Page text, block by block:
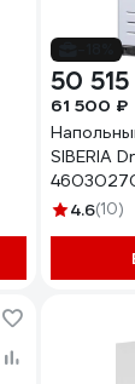
50
61 500 ₽
SIBERIA
4.6(10)